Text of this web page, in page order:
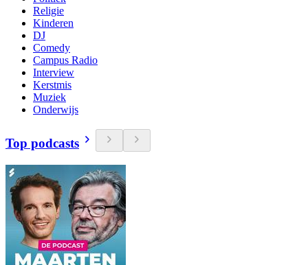
Religie
Kinderen
DJ
Comedy
Campus Radio
Interview
Kerstmis
Muziek
Onderwijs
Top podcasts